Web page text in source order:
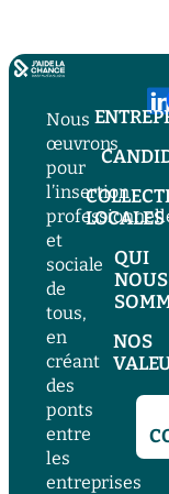
Nous
œuvrons
pour
l’insertion
et
sociale
de
tous,
en
créant
des
ponts
entre
les
entreprises
LOCALES
QUI
NOUS
NOS